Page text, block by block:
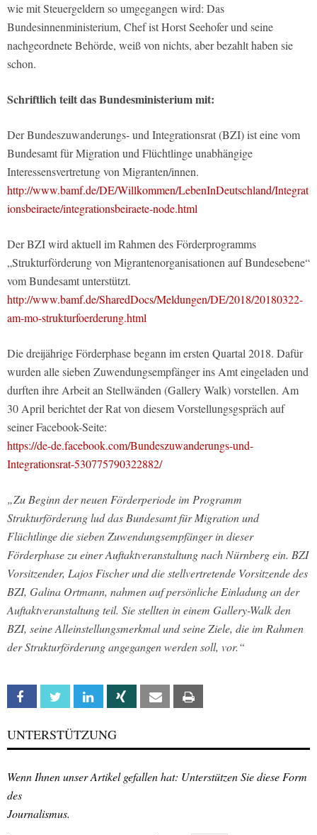
wie mit Steuergeldern so umgegangen wird: Das
Bundesinnenministerium, Chef ist Horst Seehofer und seine
nachgeordnete Behörde, weiß von nichts, aber bezahlt haben sie
schon.
Schriftlich teilt das Bundesministerium mit:
Der Bundeszuwanderungs- und Integrationsrat (BZI) ist eine vom
Bundesamt für Migration und Flüchtlinge unabhängige
Interessensvertretung von Migranten/innen.
http://www.bamf.de/DE/Willkommen/LebenInDeutschland/Integrat
ionsbeiraete/integrationsbeiraete-node.html
Der BZI wird aktuell im Rahmen des Förderprogramms
„Strukturförderung von Migrantenorganisationen auf Bundesebene“
vom Bundesamt unterstützt.
http://www.bamf.de/SharedDocs/Meldungen/DE/2018/20180322-
am-mo-strukturfoerderung.html
Die dreijährige Förderphase begann im ersten Quartal 2018. Dafür
wurden alle sieben Zuwendungsempfänger ins Amt eingeladen und
durften ihre Arbeit an Stellwänden (Gallery Walk) vorstellen. Am
30 April berichtet der Rat von diesem Vorstellungsgspräch auf
seiner Facebook-Seite:
https://de-de.facebook.com/Bundeszuwanderungs-und-
Integrationsrat-530775790322882/
„Zu Beginn der neuen Förderperiode im Programm
Strukturförderung lud das Bundesamt für Migration und
Flüchtlinge die sieben Zuwendungsempfänger in dieser
Förderphase zu einer Auftaktveranstaltung nach Nürnberg ein. BZI
Vorsitzender, Lajos Fischer und die stellvertretende Vorsitzende des
BZI, Galina Ortmann, nahmen auf persönliche Einladung an der
Auftaktveranstaltung teil. Sie stellten in einem Gallery-Walk den
BZI, seine Alleinstellungsmerkmal und seine Ziele, die im Rahmen
der Strukturförderung angegangen werden soll, vor.“
Facebook Twitter Linkedin Xing Email
UNTERSTÜTZUNG
Wenn Ihnen unser Artikel gefallen hat: Unterstützen Sie diese Form
des
Journalismus.